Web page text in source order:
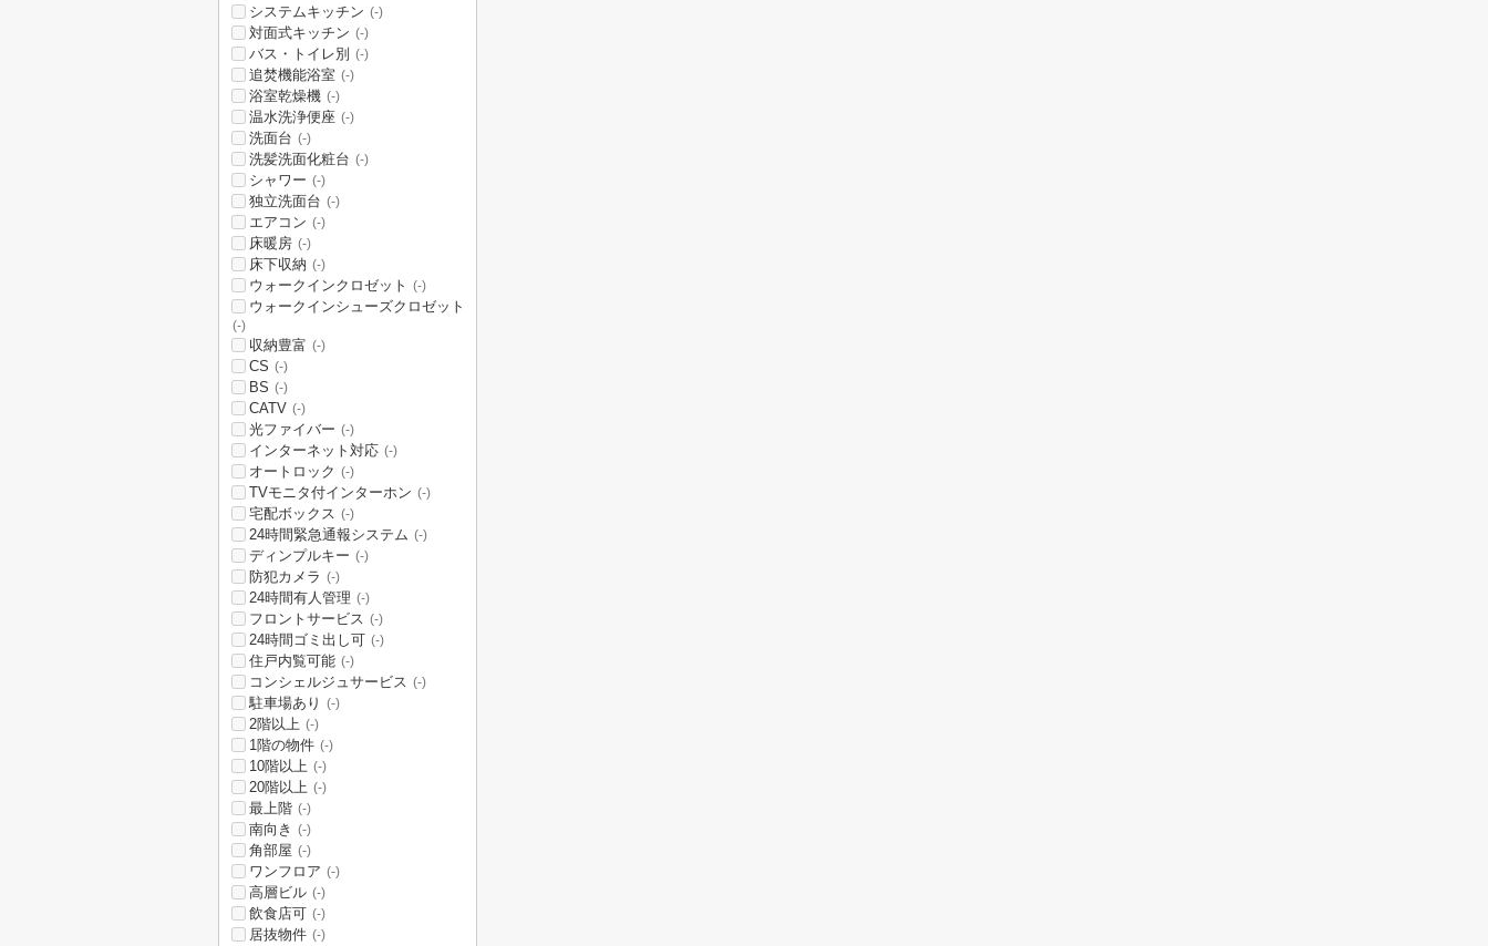
システムキッチン (-)
対面式キッチン (-)
バス・トイレ別 (-)
追焚機能浴室 (-)
浴室乾燥機 (-)
温水洗浄便座 (-)
洗面台 (-)
洗髪洗面化粧台 (-)
シャワー (-)
独立洗面台 (-)
エアコン (-)
床暖房 (-)
床下収納 (-)
ウォークインクロゼット (-)
ウォークインシューズクロゼット
(-)
収納豊富 (-)
CS (-)
BS (-)
CATV (-)
光ファイバー (-)
インターネット対応 (-)
オートロック (-)
TVモニタ付インターホン (-)
宅配ボックス (-)
24時間緊急通報システム (-)
ディンプルキー (-)
防犯カメラ (-)
24時間有人管理 (-)
フロントサービス (-)
24時間ゴミ出し可 (-)
住戸内覧可能 (-)
コンシェルジュサービス (-)
駐車場あり (-)
2階以上 (-)
1階の物件 (-)
10階以上 (-)
20階以上 (-)
最上階 (-)
南向き (-)
角部屋 (-)
ワンフロア (-)
高層ビル (-)
飲食店可 (-)
居抜物件 (-)